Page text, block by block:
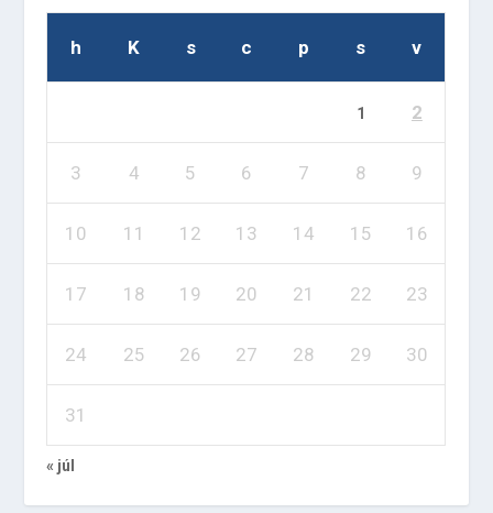
h K s c p s v
1 2
3 4 5 6 7 8 9
10 11 12 13 14 15 16
17 18 19 20 21 22 23
24 25 26 27 28 29 30
31
« júl